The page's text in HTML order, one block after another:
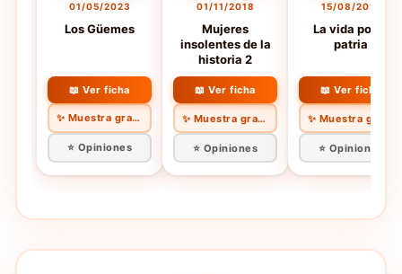
01/05/2023
Los Güemes
📖 Ver ficha
✨ Muestra gratis
⭐ Opiniones
01/11/2018
Mujeres
insolentes de la
historia 2
📖 Ver ficha
✨ Muestra gratis
⭐ Opiniones
15/08/2017
La vida por la
patria
📖 Ver ficha
⭐ Opiniones